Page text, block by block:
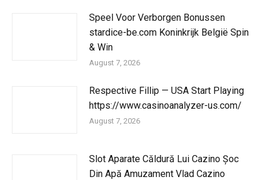
Speel Voor Verborgen Bonussen
stardice-be.com Koninkrijk België Spin
& Win
August 7, 2026
Respective Fillip — USA Start Playing
https://www.casinoanalyzer-us.com/
August 7, 2026
Slot Aparate Căldură Lui Cazino Șoc
Din Apă Amuzament Vlad Cazino